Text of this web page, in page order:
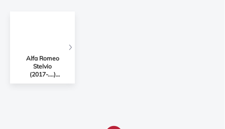
Alfa Romeo
Stelvio
(2017-....)
Příslušenství